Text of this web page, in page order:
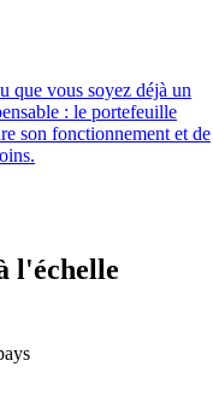
que vous soyez déjà un
: le portefeuille
son fonctionnement et de
l'échelle